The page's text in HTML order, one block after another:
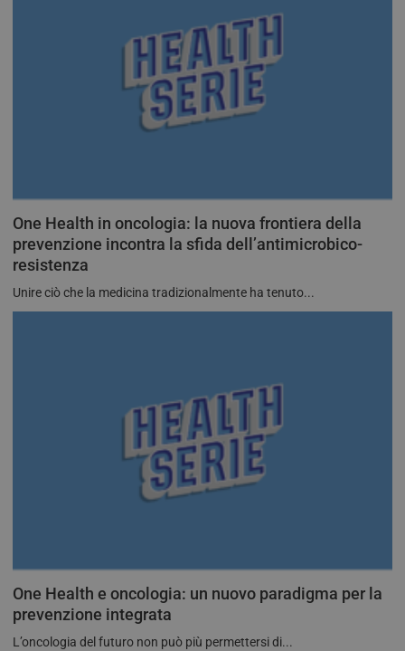
One Health in oncologia: la nuova frontiera della
prevenzione incontra la sfida dell’antimicrobico-
resistenza
Unire ciò che la medicina tradizionalmente ha tenuto...
One Health e oncologia: un nuovo paradigma per la
prevenzione integrata
L’oncologia del futuro non può più permettersi di...